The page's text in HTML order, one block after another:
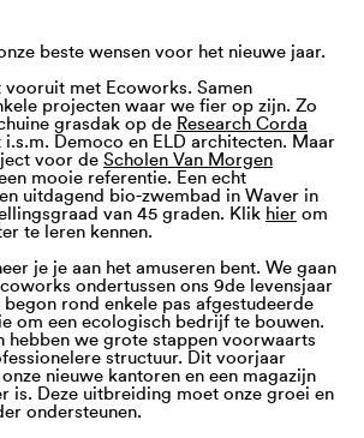
beste wensen voor het nieuwe jaar.
met Ecoworks. Samen
projecten waar we fier op zijn. Zo
grasdak op de Research Corda
i.s.m. Democo en ELD architecten. Maar
voor de Scholen Van Morgen
mooie referentie. Een echt
uitdagend bio-zwembad in Waver in
van 45 graden. Klik hier om
te leren kennen.
je je aan het amuseren bent. We gaan
ondertussen ons 9de levensjaar
begon rond enkele pas afgestudeerde
om een ecologisch bedrijf te bouwen.
hebben we grote stappen voorwaarts
structuur. Dit voorjaar
nieuwe kantoren en een magazijn
is. Deze uitbreiding moet onze groei en
ondersteunen.